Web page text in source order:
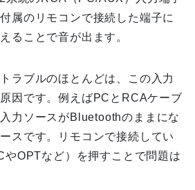
属のリモコンで接続した端子に
ることで音が出ます。
ラブルのほとんどは、この入力
因です。例えばPCとRCAケーブ
力ソースがBluetoothのままにな
スです。リモコンで接続してい
やOPTなど）を押すことで問題は